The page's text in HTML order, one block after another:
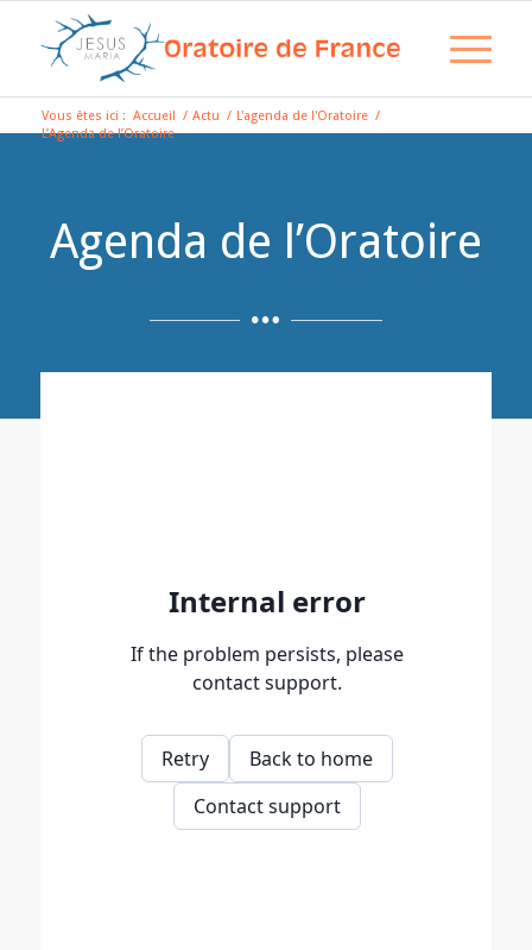
Vous êtes ici : Accueil / Actu / L'agenda de l'Oratoire /
L’Agenda de l’Oratoire
Agenda de l’Oratoire